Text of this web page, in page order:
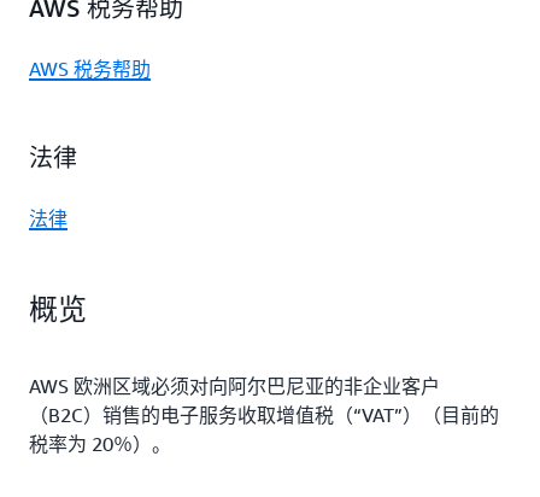
AWS 税务帮助
AWS 税务帮助
法律
法律
概览
AWS 欧洲区域必须对向阿尔巴尼亚的非企业客户
（B2C）销售的电子服务收取增值税（“VAT”）（目前的
税率为 20％）。